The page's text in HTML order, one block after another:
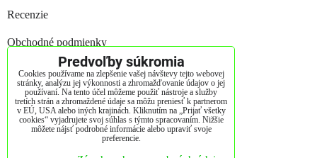
Recenzie
Obchodné podmienky
Reklamačný poriadok
GDPR
Kontakt
Predvoľby súkromia
Cookies používame na zlepšenie vašej návštevy tejto webovej
stránky, analýzu jej výkonnosti a zhromažďovanie údajov o jej
používaní. Na tento účel môžeme použiť nástroje a služby
tretích strán a zhromaždené údaje sa môžu preniesť k partnerom
v EÚ, USA alebo iných krajinách. Kliknutím na „Prijať všetky
cookies“ vyjadrujete svoj súhlas s týmto spracovaním. Nižšie
môžete nájsť podrobné informácie alebo upraviť svoje
preferencie.